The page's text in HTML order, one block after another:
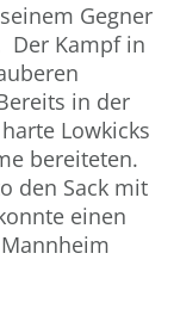
Gegner
Der Kampf in
in der
Lowkicks
bereiteten.
den Sack mit
einen